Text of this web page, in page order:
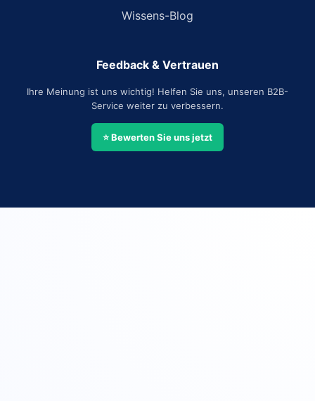
Wissens-Blog
Feedback & Vertrauen
Ihre Meinung ist uns wichtig! Helfen Sie uns, unseren B2B-
Service weiter zu verbessern.
⭐ Bewerten Sie uns jetzt